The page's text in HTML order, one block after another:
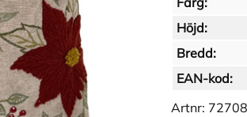
Höjd:
Bredd:
EAN-kod:
Artnr: